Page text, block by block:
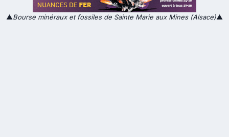
▲Bourse minéraux et fossiles de Sainte Marie aux Mines (Alsace)▲